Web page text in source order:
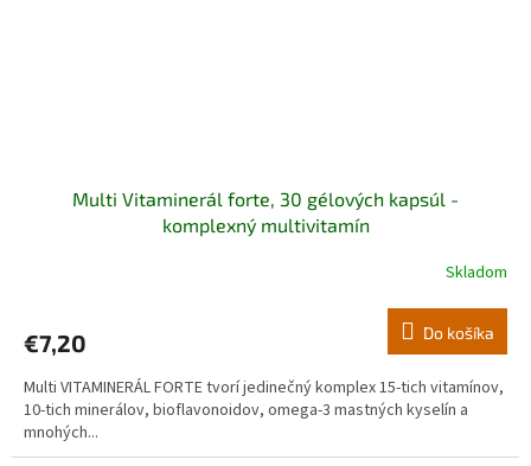
Multi Vitaminerál forte, 30 gélových kapsúl -
komplexný multivitamín
Skladom
€7,20 Do košíka
Multi VITAMINERÁL FORTE tvorí jedinečný komplex 15-tich vitamínov,
10-tich minerálov, bioflavonoidov, omega-3 mastných kyselín a
mnohých...